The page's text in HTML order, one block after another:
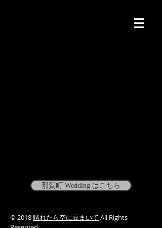
© 2018晴れたら空に豆まいて All Rights
那賀町 Wedding はこちら